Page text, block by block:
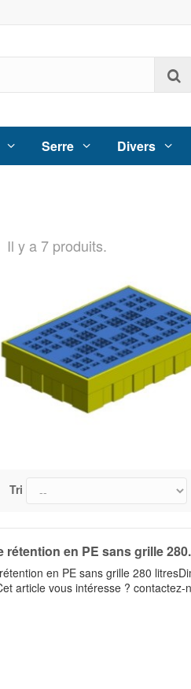
Serre Divers
Il y a 7 produits.
Tri
rétention en PE sans grille
en PE sans grille 280
article vous intéresse ? contactez-